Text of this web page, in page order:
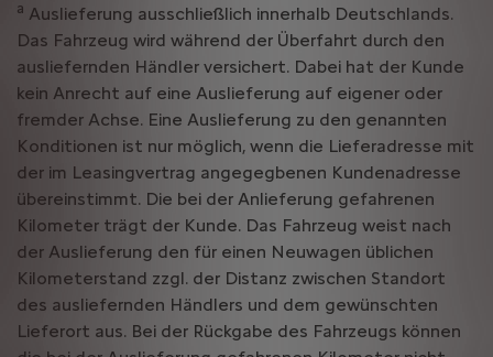
a Auslieferung ausschließlich innerhalb Deutschlands.
Das Fahrzeug wird während der Überfahrt durch den
ausliefernden Händler versichert. Dabei hat der Kunde
kein Anrecht auf eine Auslieferung auf eigener oder
fremder Achse. Eine Auslieferung zu den genannten
Konditionen ist nur möglich, wenn die Lieferadresse mit
der im Leasingvertrag angegegbenen Kundenadresse
übereinstimmt. Die bei der Anlieferung gefahrenen
Kilometer trägt der Kunde. Das Fahrzeug weist nach
der Auslieferung den für einen Neuwagen üblichen
Kilometerstand zzgl. der Distanz zwischen Standort
des ausliefernden Händlers und dem gewünschten
Lieferort aus. Bei der Rückgabe des Fahrzeugs können